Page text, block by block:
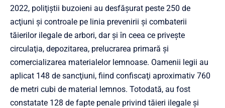
2022, poliţiştii buzoieni au desfăşurat peste 250 de
acţiuni şi controale pe linia prevenirii şi combaterii
tăierilor ilegale de arbori, dar și în ceea ce privește
circulaţia, depozitarea, prelucrarea primară şi
comercializarea materialelor lemnoase. Oamenii legii au
aplicat 148 de sancţiuni, fiind confiscaţi aproximativ 760
de metri cubi de material lemnos. Totodată, au fost
constatate 128 de fapte penale privind tăieri ilegale şi